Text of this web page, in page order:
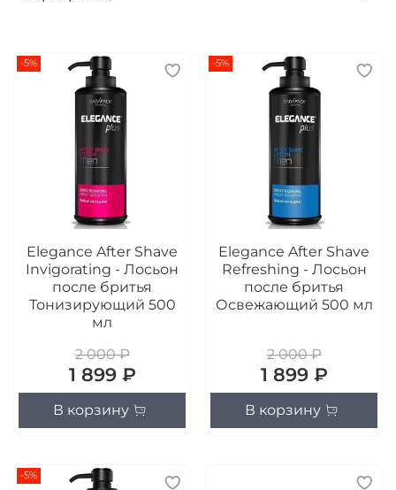
-5%
Elegance After Shave
Invigorating - Лосьон
после бритья
Тонизирующий 500
мл
2 000 ₽
1 899 ₽
В корзину
-5%
Elegance After Shave
Refreshing - Лосьон
после бритья
Освежающий 500 мл
2 000 ₽
1 899 ₽
В корзину
-5%